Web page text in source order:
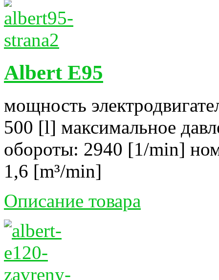
Albert E95
мощность
500 [l] максимальное
обороты: 2940 [1/min]
1,6 [m³/min]
Описание товара